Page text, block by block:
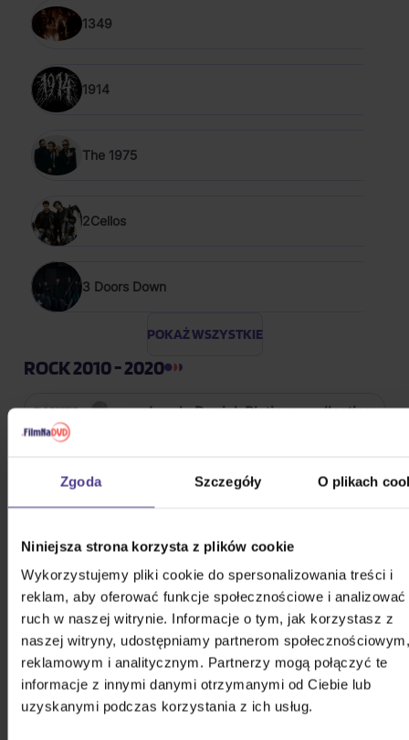
Zgoda Szczegóły O plikach
Niniejsza strona korzysta z plików cookie
Wykorzystujemy pliki cookie do spersonalizowania treści i
reklam, aby oferować funkcje społecznościowe i analizować
ruch w naszej witrynie. Informacje o tym, jak korzystasz z
naszej witryny, udostępniamy partnerom społecznościowym,
reklamowym i analitycznym. Partnerzy mogą połączyć te
informacje z innymi danymi otrzymanymi od Ciebie lub
uzyskanymi podczas korzystania z ich usług.
1349
1914
The 1975
2Cellos
3 Doors Down
POKAŻ WSZYSTKIE
ROCK 2010 - 2020
Landa Daniel: Platinum collection
Kabát: Original Albums Vol. 1
4CD
Na magazynie 84,50 zł
Škwor: Sečteno podtrženo Best